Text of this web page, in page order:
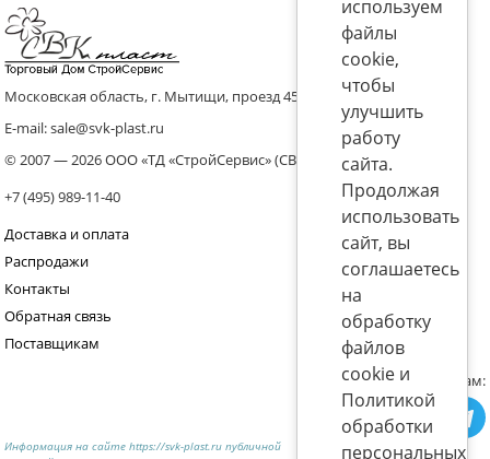
Московская область, г. Мытищи, проезд 4536 владение 8, стр.10
E-mail: sale@svk-plast.ru
© 2007 — 2026 ООО «ТД «СтройСервис» (СВК)
+7 (495) 989-11-40
Доставка и оплата
Распродажи
Контакты
Обратная связь
Поставщикам
Присоединяйтесь к нам:
Информация на сайте https://svk-plast.ru публичной
используем
файлы
cookie,
чтобы
улучшить
работу
сайта.
Продолжая
использовать
сайт, вы
соглашаетесь
на
обработку
файлов
cookie и
Политикой
обработки
персональных